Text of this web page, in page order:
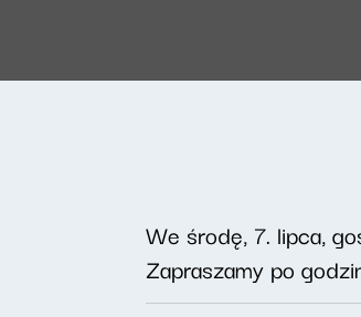
We środę, 7. lipca,
Zapraszamy po